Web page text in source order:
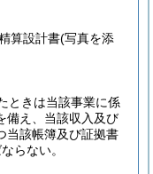
算設計書(写真を添
ときは当該事業に係
備え、当該収入及び
当該帳簿及び証拠書
らない。